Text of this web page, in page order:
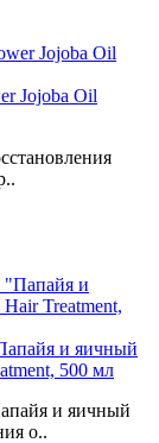
Jojoba Oil
и яичный
500 мл
и яичный
о..